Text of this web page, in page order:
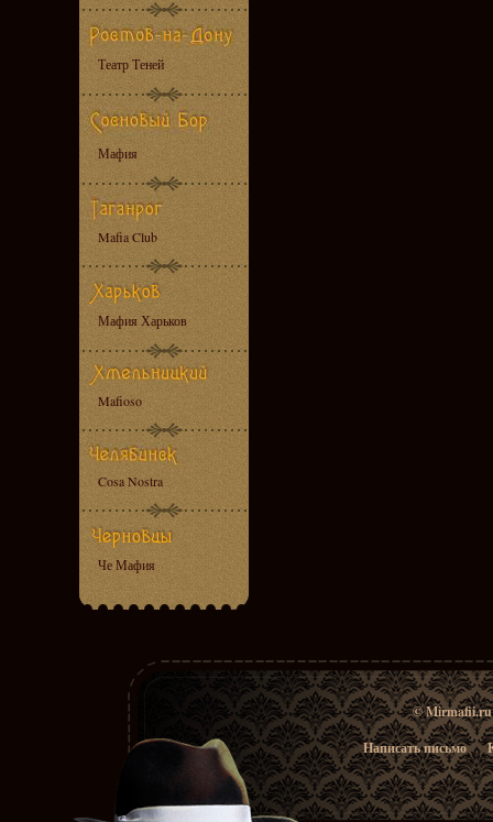
Театр Теней
Мафия
Mafia Club
Мафия Харьков
Mafioso
Cosa Nostra
Че Мафия
© Mirmafii.ru
Написать письмо